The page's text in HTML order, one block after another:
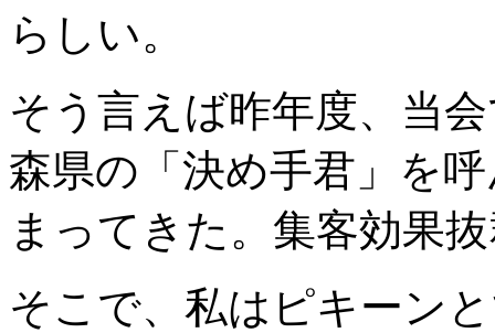
らしい。
そう言えば昨年度、当
森県の「決め手君」を
まってきた。集客効果
そこで、私はピキーン